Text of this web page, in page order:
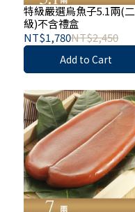
特級嚴選烏魚子5.1兩(二
級)不含禮盒
NT$1,780NT$2,450
Add to Cart